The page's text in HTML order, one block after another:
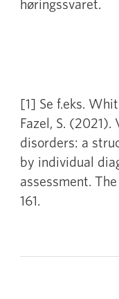
høringssvaret.
[1] Se f.eks.
Fazel, S. (2021).
disorders: a
by individual
assessment.
161.